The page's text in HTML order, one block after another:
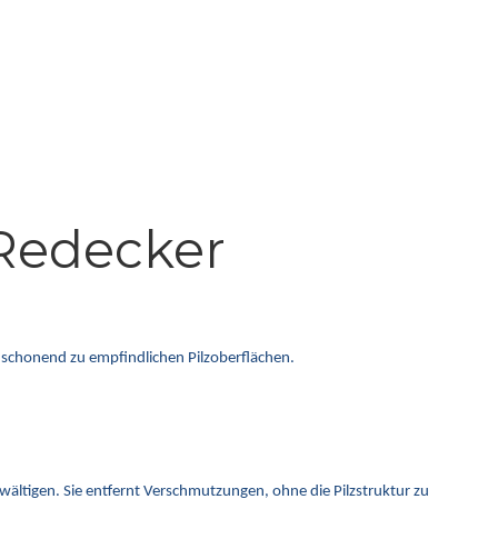
zu empfindlichen Pilzoberflächen.
Sie entfernt Verschmutzungen, ohne die Pilzstruktur zu